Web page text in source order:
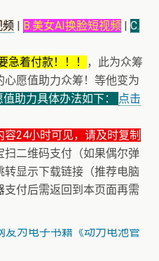
频 | B.美女AI换脸短视频 | C.
急着付款！！！
，此为众筹
愿值助力众筹！等他变为
值助力具体办法如下：
点击
容24小时可见，请及时复制
扫二维码支付（如果偶尔弹
显示下载链接（推荐电脑
付后需返回到本页面再需
点击随机播放、换个视频
友为电子书籍《动力电池管